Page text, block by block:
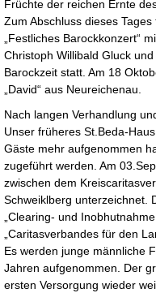
Früchte der reichen Ernte
Zum Abschluss dieses
„Festliches Barockkonzert“
Christoph Willibald Gluck
Barockzeit statt. Am 18
„David“ aus Neureichenau.
Nach langen Verhandlung
Unser früheres St.Beda-
Gäste mehr aufgenommen
zugeführt werden. Am
zwischen dem
Schweiklberg unterzeichnet.
„Clearing- und
„Caritasverbandes für den
Es werden junge männliche
Jahren aufgenommen. Der
ersten Versorgung wieder